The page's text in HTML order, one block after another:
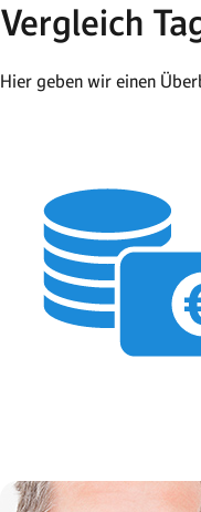
Vergleich
Hier geben wir einen